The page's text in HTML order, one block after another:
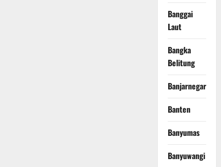
Banggai
Laut
Bangka
Belitung
Banjarnegara
Banten
Banyumas
Banyuwangi